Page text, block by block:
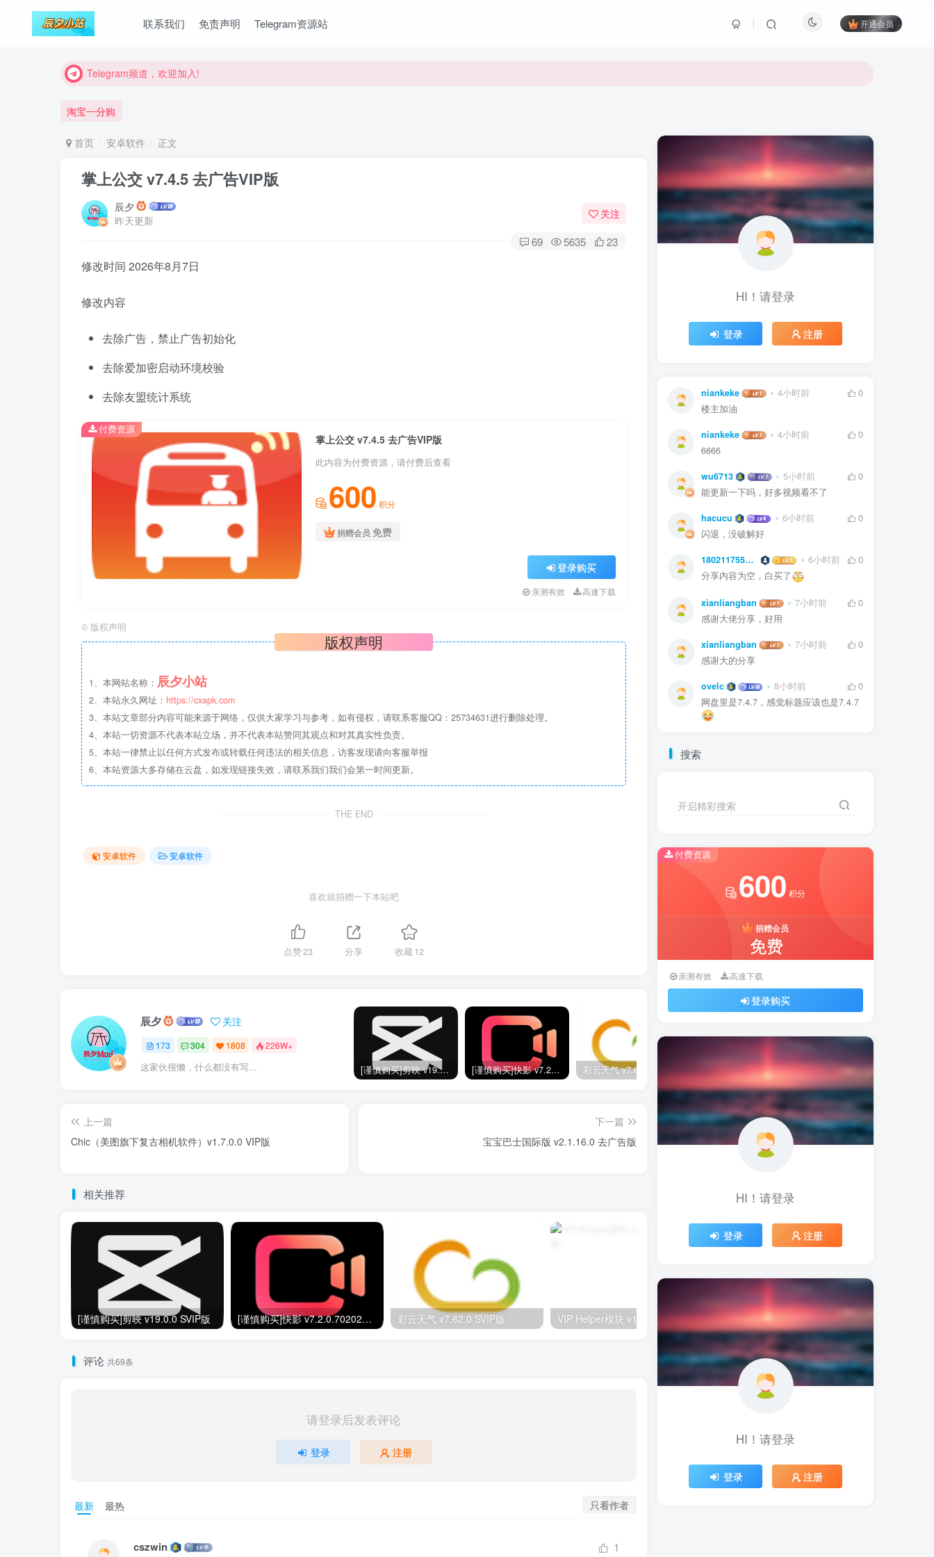
联系我们 免责声明 Telegram资源站 开通会员
Telegram频道，欢迎加入!
Telegram频道，欢迎加入!
淘宝一分购
首页 安卓软件 正文
掌上公交 v7.4.5 去广告VIP版
辰夕
昨天更新
关注
69 5635 23
修改时间 2026年8月7日
修改内容
去除广告，禁止广告初始化
去除爱加密启动环境校验
去除友盟统计系统
掌上公交 v7.4.5 去广告VIP版
此内容为付费资源，请付费后查看
600 积分
捐赠会员 免费
登录购买
亲测有效 高速下载
付费资源
© 版权声明
版权声明
1、本网站名称： 辰夕小站
2、本站永久网址： https://cxapk.com
3、本站文章部分内容可能来源于网络，仅供大家学习与参考，如有侵权，请联系客服QQ：25734631进行删除处理。
4、本站一切资源不代表本站立场，并不代表本站赞同其观点和对其真实性负责。
5、本站一律禁止以任何方式发布或转载任何违法的相关信息，访客发现请向客服举报
6、本站资源大多存储在云盘，如发现链接失效，请联系我们我们会第一时间更新。
THE END
安卓软件 安卓软件
喜欢就捐赠一下本站吧
点赞23 分享 收藏12
辰夕 关注
173 304 1808 226W+
这家伙很懒，什么都没有写... [谨慎购买]剪映 v19.0.0 SVIP版 [谨慎购买]快影 v7.2.0.702020 VIP版 彩云天气 v7.62.0 SVIP版 VIP Helper模块 v1.1.14
上一篇
Chic（美图旗下复古相机软件）v1.7.0.0 VIP版
下一篇
宝宝巴士国际版 v2.1.16.0 去广告版
相关推荐
[谨慎购买]剪映 v19.0.0 SVIP版 [谨慎购买]快影 v7.2.0.702020 VIP版 彩云天气 v7.62.0 SVIP版 VIP Helper模块 v1.1.14 今日水印相机 v3.0.345.4（中国版） 个人会员版
评论 共69条
请登录后发表评论
登录 注册
最新 最热 只看作者
cszwin 1
HI！请登录
登录 注册
niankeke 4小时前
0
楼主加油
niankeke 4小时前
0
6666
wu6713 5小时前
0
能更新一下吗，好多视频看不了
hacucu 6小时前
0
闪退，没破解好
18021175541HE 6小时前
0
分享内容为空，白买了
xianliangban 7小时前
0
感谢大佬分享，好用
xianliangban 7小时前
0
感谢大的分享
ovelc 8小时前
0
网盘里是7.4.7，感觉标题应该也是7.4.7
搜索
开启精彩搜索
付费资源
600 积分
捐赠会员
免费
亲测有效 高速下载
登录购买
HI！请登录
登录 注册
HI！请登录
登录 注册